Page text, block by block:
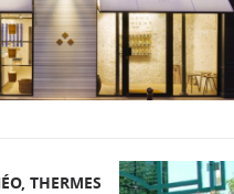
THERMES